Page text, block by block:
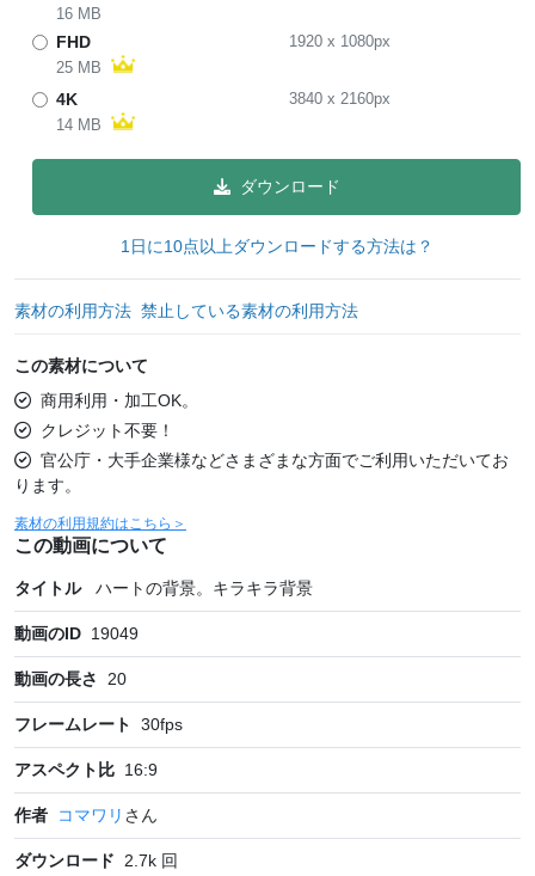
16 MB
FHD 1920x 1080px
25 MB
4K 3840x 2160px
14 MB
ダウンロード
1日に10点以上ダウンロードする方法は？
素材の利用方法 禁止している素材の利用方法
この素材について
商用利用・加工OK。
クレジット不要！
官公庁・大手企業様などさまざまな方面でご利用いただいてお
ります。
素材の利用規約はこちら＞
この動画について
タイトル ハートの背景。キラキラ背景
動画のID 19049
動画の長さ 20
フレームレート 30fps
アスペクト比 16:9
作者 コマワリ さん
ダウンロード 2.7k 回